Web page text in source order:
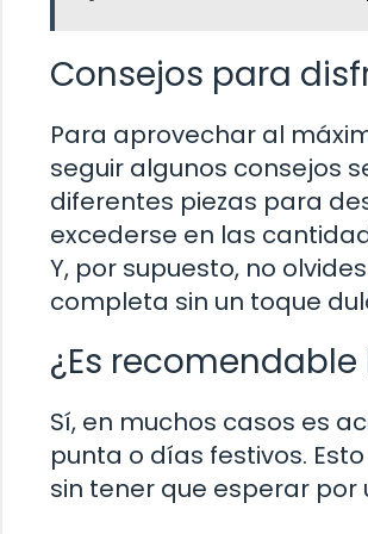
Consejos para
Para aprovechar al
seguir algunos consejos
diferentes piezas para
excederse en las
Y, por supuesto, no
completa sin un toque
¿Es
Sí, en muchos casos es
punta o días festivos.
sin tener que esperar por